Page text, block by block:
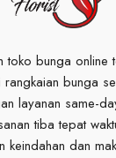
toko bunga online
bunga
layanan same-
tiba tepat
keindahan dan